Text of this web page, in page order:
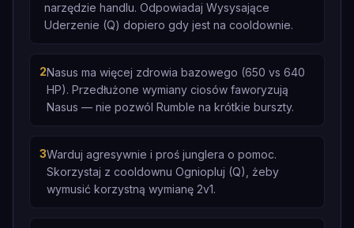
narzędzie handlu. Odpowiadaj Wysysające
Uderzenie (Q) dopiero gdy jest na cooldownie.
2Nasus ma więcej zdrowia bazowego (650 vs 640
HP). Przedłużone wymiany ciosów faworyzują
Nasus — nie pozwól Rumble na krótkie burszty.
3Warduj agresywnie i proś junglera o pomoc.
Skorzystaj z cooldownu Ogniopluj (Q), żeby
wymusić korzystną wymianę 2v1.